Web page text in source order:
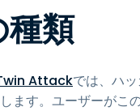
類
Attackでは、ハ
ます。ユーザーがこ